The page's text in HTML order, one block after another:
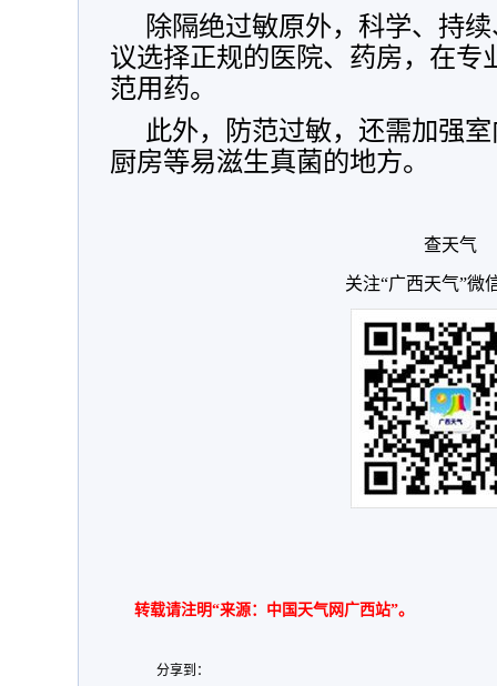
除隔绝过敏原外，科学、持
议选择正规的医院、药房，在专
范用药。
此外，防范过敏，还需加强
厨房等易滋生真菌的地方。
查天气
关注“广西天气”微
转载请注明“来源：中国天气网广西站”。
分享到：